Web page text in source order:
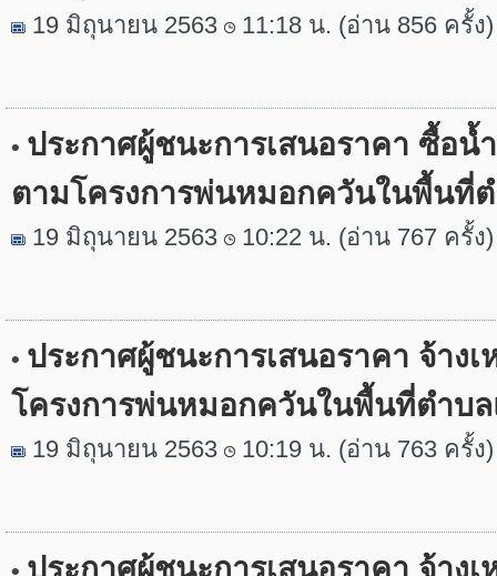
19 มิถุนายน 2563 11:18 น. (อ่าน 856 ครั้ง)
• ประกาศผู้ชนะการเสนอราคา ซื้อน้
ตามโครงการพ่นหมอกควันในพื้นที่
19 มิถุนายน 2563 10:22 น. (อ่าน 767 ครั้ง)
• ประกาศผู้ชนะการเสนอราคา จ้าง
โครงการพ่นหมอกควันในพื้นที่ตำบ
19 มิถุนายน 2563 10:19 น. (อ่าน 763 ครั้ง)
ประกาศผู้ชนะการเสนอราคา จ้าง